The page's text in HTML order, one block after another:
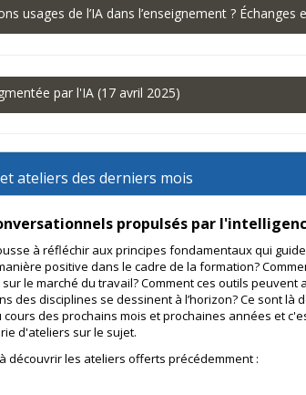
usages de l’IA dans l’enseignement ?
par l'IA (17 avril 2025)
ateliers des derniers mois
propulsés par
à réfléchir aux principes fondamentaux qui
positive dans le cadre de la formation?
le marché du travail? Comment ces outils
des disciplines se dessinent à l’horizon? Ce sont
des prochains mois et prochaines années et
d'ateliers sur le sujet.
découvrir les ateliers offerts précédemment :